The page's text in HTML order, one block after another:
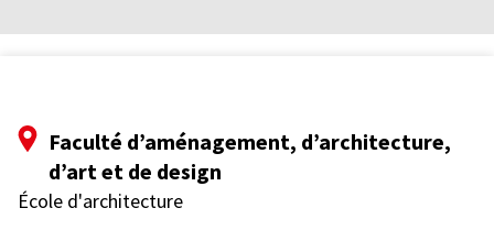
Faculté d’aménagement, d’architecture,
d’art et de design
École d'architecture